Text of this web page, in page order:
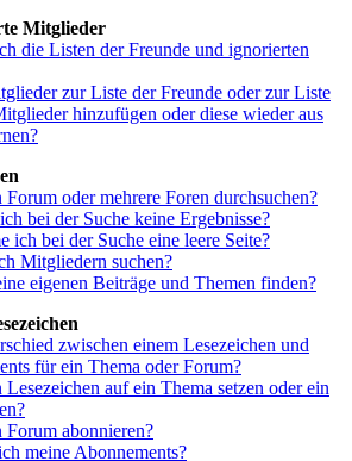
Mitglieder
die Listen der Freunde und ignorierten
zur Liste der Freunde oder zur Liste
hinzufügen oder diese wieder aus
oder mehrere Foren durchsuchen?
bei der Suche keine Ergebnisse?
ich bei der Suche eine leere Seite?
Mitgliedern suchen?
eigenen Beiträge und Themen finden?
zwischen einem Lesezeichen und
für ein Thema oder Forum?
auf ein Thema setzen oder ein
abonnieren?
meine Abonnements?